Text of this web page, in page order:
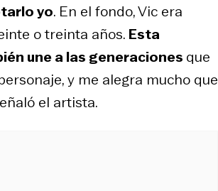
yo. En el fondo, Vic era
o treinta años. Esta
une a las generaciones que
y me alegra mucho que
el artista.